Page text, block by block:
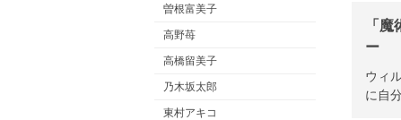
曽根富美子
高野苺
高橋留美子
乃木坂太郎
東村アキコ
「
ー
ウィ
に自